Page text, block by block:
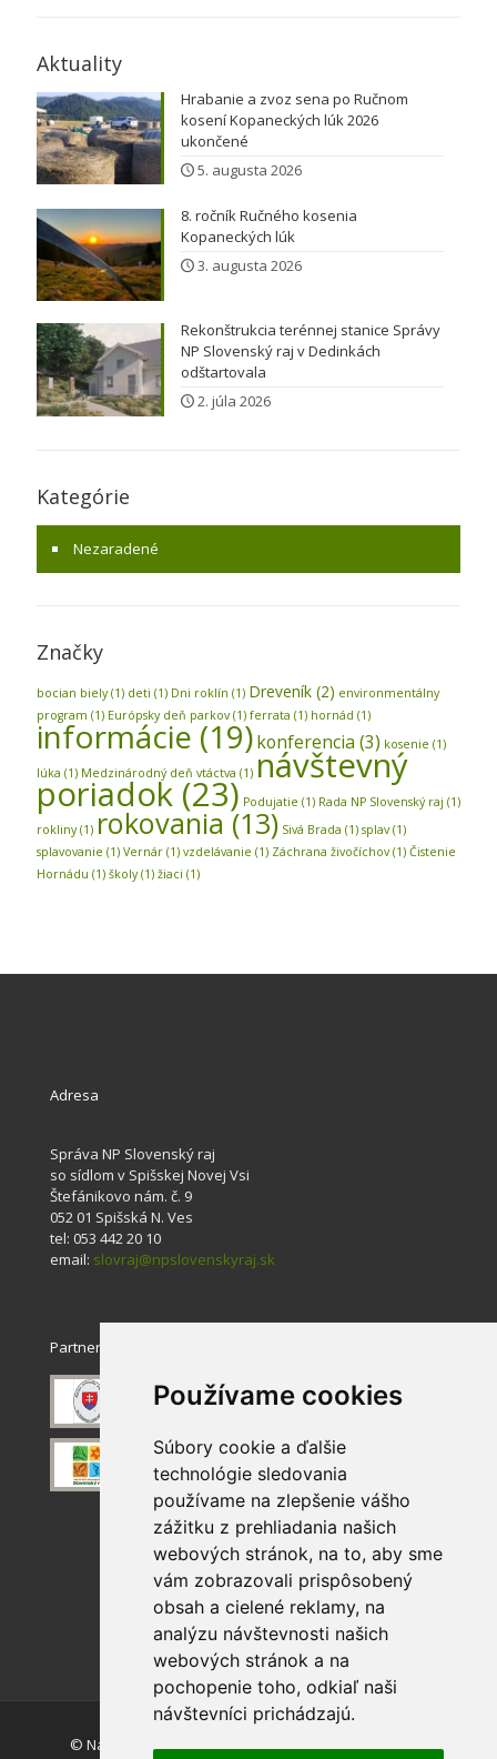
Používame cookies
Súbory cookie a ďalšie
technológie sledovania
používame na zlepšenie vášho
zážitku z prehliadania našich
webových stránok, na to, aby sme
vám zobrazovali prispôsobený
obsah a cielené reklamy, na
analýzu návštevnosti našich
webových stránok a na
pochopenie toho, odkiaľ naši
návštevníci prichádzajú.
Aktuality
Hrabanie a zvoz sena po Ručnom
kosení Kopaneckých lúk 2026
ukončené
5. augusta 2026
8. ročník Ručného kosenia
Kopaneckých lúk
3. augusta 2026
Rekonštrukcia terénnej stanice Správy
NP Slovenský raj v Dedinkách
odštartovala
2. júla 2026
Kategórie
Nezaradené
Značky
bocian biely(1) deti (1) Dni roklín (1) Dreveník (2) environmentálny
program (1) Európsky deň parkov(1) ferrata (1) hornád (1)
informácie (19)konferencia (3) kosenie (1)
lúka (1) Medzinárodný deň vtáctva (1) návštevný
poriadok (23) Podujatie (1) Rada NP Slovenský raj (1)
rokliny(1) rokovania (13) Sivá Brada (1) splav(1)
splavovanie (1) Vernár (1) vzdelávanie (1) Záchrana živočíchov(1) Čistenie
Hornádu (1) školy(1) žiaci (1)
Adresa
Správa NP Slovenský raj
so sídlom v Spišskej Novej Vsi
Štefánikovo nám. č. 9
052 01 Spišská N. Ves
tel: 053 442 20 10
email: slovraj@npslovenskyraj.sk
Partneri
© Národný park Slovenský raj. Akékoľvek používanie